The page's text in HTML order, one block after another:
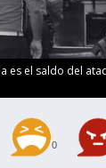
es el saldo del
0